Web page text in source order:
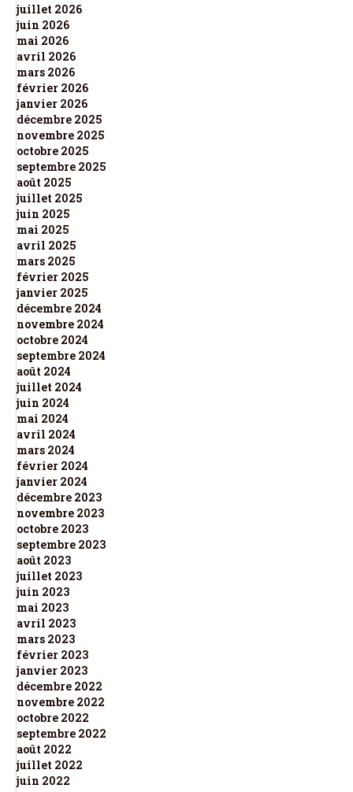
juillet 2026
juin 2026
mai 2026
avril 2026
mars 2026
février 2026
janvier 2026
décembre 2025
novembre 2025
octobre 2025
septembre 2025
août 2025
juillet 2025
juin 2025
mai 2025
avril 2025
mars 2025
février 2025
janvier 2025
décembre 2024
novembre 2024
octobre 2024
septembre 2024
août 2024
juillet 2024
juin 2024
mai 2024
avril 2024
mars 2024
février 2024
janvier 2024
décembre 2023
novembre 2023
octobre 2023
septembre 2023
août 2023
juillet 2023
juin 2023
mai 2023
avril 2023
mars 2023
février 2023
janvier 2023
décembre 2022
novembre 2022
octobre 2022
septembre 2022
août 2022
juillet 2022
juin 2022